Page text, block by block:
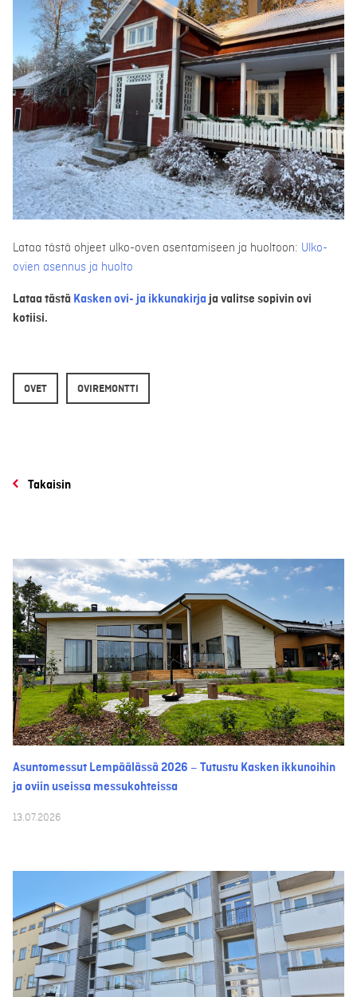
Lataa tästä ohjeet ulko-oven asentamiseen ja huoltoon: Ulko-
ovien asennus ja huolto
Lataa tästä Kasken ovi- ja ikkunakirja ja valitse sopivin ovi
kotiisi.
OVET OVIREMONTTI
Takaisin
Asuntomessut Lempäälässä 2026 – Tutustu Kasken ikkunoihin
ja oviin useissa messukohteissa
13.07.2026